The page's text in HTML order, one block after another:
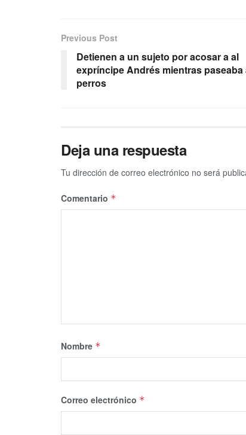
Previous Post
Detienen a un sujeto por acosar a al
expríncipe Andrés mientras paseaba
perros
Deja una respuesta
Tu dirección de correo electrónico no será
Comentario *
Nombre *
Correo electrónico *